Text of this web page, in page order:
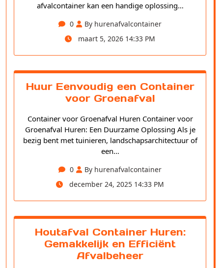
afvalcontainer kan een handige oplossing…
0
By hurenafvalcontainer
maart 5, 2026 14:33 PM
Huur Eenvoudig een Container
voor Groenafval
Container voor Groenafval Huren Container voor
Groenafval Huren: Een Duurzame Oplossing Als je
bezig bent met tuinieren, landschapsarchitectuur of
een…
0
By hurenafvalcontainer
december 24, 2025 14:33 PM
Houtafval Container Huren:
Gemakkelijk en Efficiënt
Afvalbeheer